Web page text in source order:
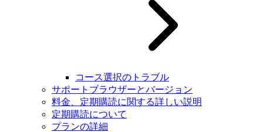
コース選択のトラブル
サポートブラウザーとバージョン
料金、定期購読に関する詳しい説明
定期購読について
プランの詳細